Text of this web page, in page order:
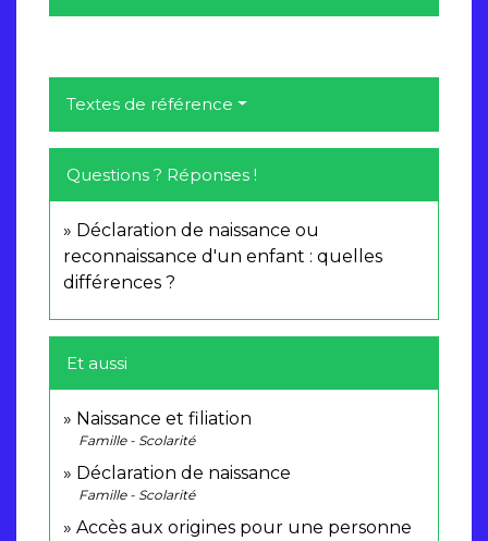
Textes de référence
Questions ? Réponses !
Déclaration de naissance ou
reconnaissance d'un enfant : quelles
différences ?
Et aussi
Naissance et filiation
Famille - Scolarité
Déclaration de naissance
Famille - Scolarité
Accès aux origines pour une personne